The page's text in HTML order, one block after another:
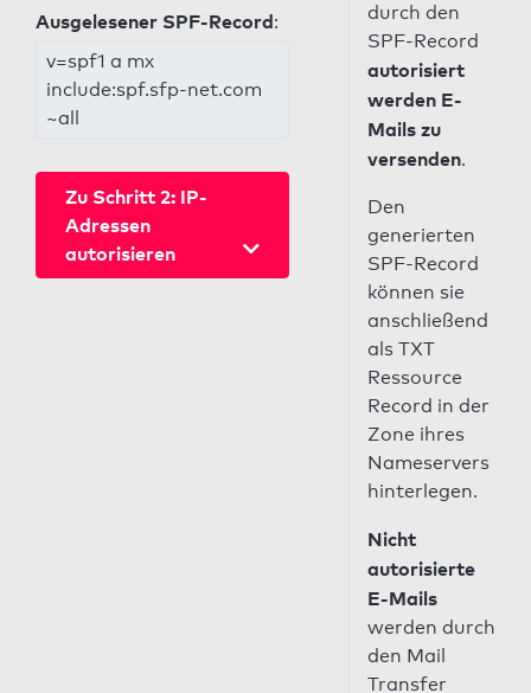
Ausgelesener SPF-Record:
v=spf1 a mx
include:spf.sfp-net.com
~all
Zu Schritt 2: IP-
Adressen
autorisieren
durch den
SPF-Record
autorisiert
werden E-
Mails zu
versenden.
Den
generierten
SPF-Record
können sie
anschließend
als TXT
Ressource
Record in der
Zone ihres
Nameservers
hinterlegen.
Nicht
autorisierte
E-Mails
werden durch
den Mail
Transfer